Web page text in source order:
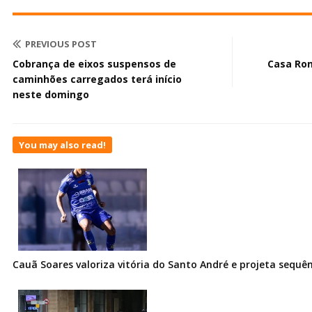
PREVIOUS POST
Cobrança de eixos suspensos de
caminhões carregados terá início
neste domingo
Casa
You may also read!
Cauã Soares valoriza vitória do Santo André e projeta